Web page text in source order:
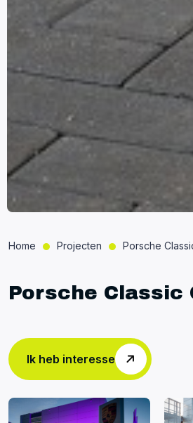
Home Projecten Porsche
Porsche Classic
Ik heb interesse